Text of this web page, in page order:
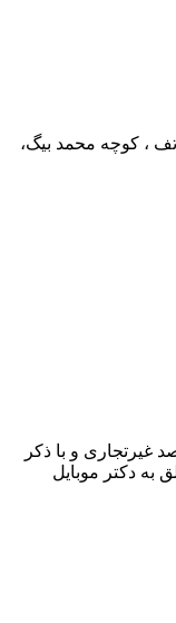
، کوچه محمد بیگ،
غیرتجاری و با ذکر
به دکتر موبایل